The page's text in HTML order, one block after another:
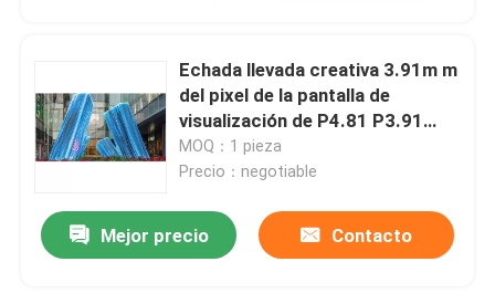
Echada llevada creativa 3.91m m
del pixel de la pantalla de
visualización de P4.81 P3.91
4.81m m
MOQ：1 pieza
Precio：negotiable
Mejor precio Contacto